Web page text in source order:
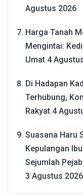
Agustus 2026
Harga Tanah
Mengintai:
Umat 4
Di Hadapan
Terhubung,
Rakyat 4
Suasana Haru
Kepulangan
Sejumlah
3 Agustus 2026